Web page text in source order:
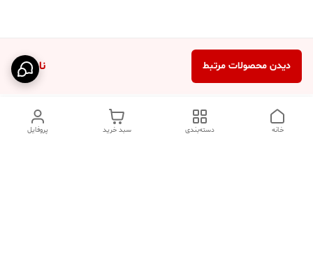
ناموجود دیدن محصولات مرتبط
پروفایل سبد خرید دسته‌بندی خانه